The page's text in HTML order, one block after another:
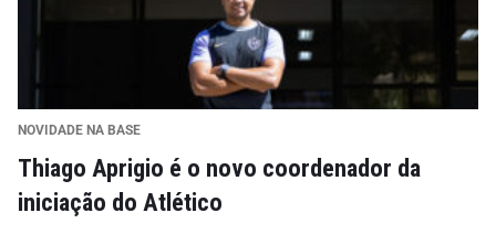
NOVIDADE NA BASE
Thiago Aprigio é o novo coordenador da
iniciação do Atlético